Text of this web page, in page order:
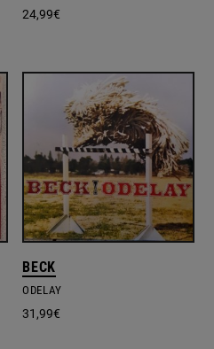
24,99€
BECK
ODELAY
31,99€